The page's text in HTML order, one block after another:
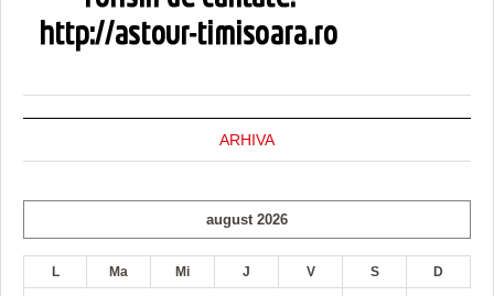
ARHIVA
august 2026
L Ma Mi J V S D